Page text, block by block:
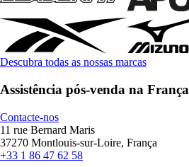
Descubra todas as nossas marcas
Assistência pós-venda na França
Contacte-nos
11 rue Bernard Maris
37270 Montlouis-sur-Loire, França
+33 1 86 47 62 58